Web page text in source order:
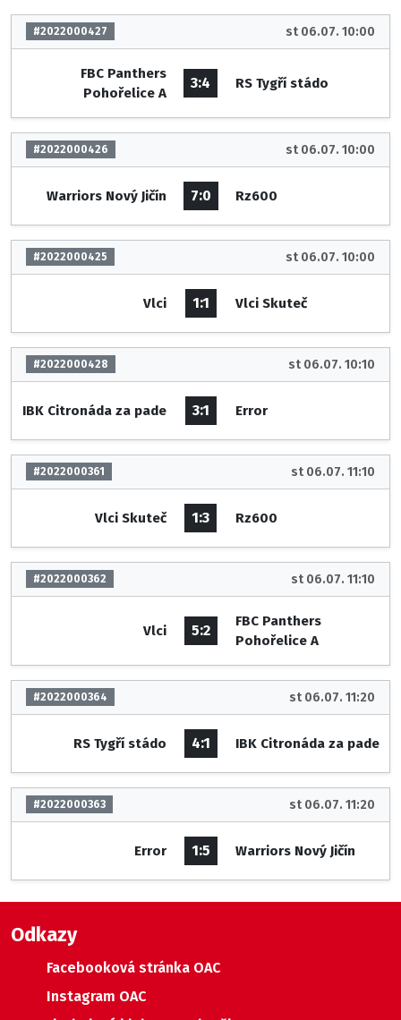
#2022000427 st 06.07. 10:00
FBC Panthers
Pohořelice A
3:4 RS Tygří stádo
#2022000426 st 06.07. 10:00
Warriors Nový Jičín 7:0 Rz600
#2022000425 st 06.07. 10:00
Vlci 1:1 Vlci Skuteč
#2022000428 st 06.07. 10:10
IBK Citronáda za pade 3:1 Error
#2022000361 st 06.07. 11:10
Vlci Skuteč 1:3 Rz600
#2022000362 st 06.07. 11:10
Vlci 5:2
FBC Panthers
Pohořelice A
#2022000364 st 06.07. 11:20
RS Tygří stádo 4:1 IBK Citronáda za pade
#2022000363 st 06.07. 11:20
Error 1:5 Warriors Nový Jičín
Odkazy
Facebooková stránka OAC
Instagram OAC